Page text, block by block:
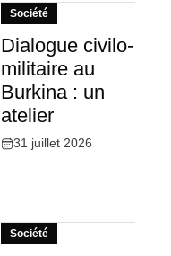
Société
Dialogue civilo-
militaire au
Burkina : un
atelier
31 juillet 2026
Société